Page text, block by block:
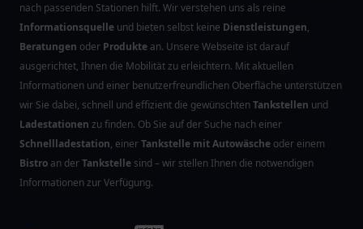
nach passenden Stationen hilft. Wir verstehen uns als reine
Informationsquelle und bieten selbst keine Dienstleistungen,
Beratungen oder Produkte an. Unsere Webseite ist darauf
ausgerichtet, Ihnen die Mobilität zu erleichtern. Mit aktuellen
Informationen und einer benutzerfreundlichen Oberfläche unterstützen
wir Sie dabei, schnell und effizient die gewünschtenTankstellen und
Ladestationen zu finden. Ob Sie auf der Suche nach einer
Schnellladestation, einerTankstelle mit Autowäsche oder einem
Bistro an derTankstelle sind – wir stellen Ihnen die notwendigen
Informationen zur Verfügung.